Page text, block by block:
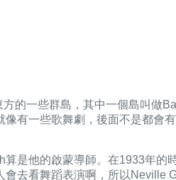
的一些群島，其中一個島叫做
有一些歌舞劇，後面不是都會
是他的啟蒙導師。在1933年的
去看舞蹈表演啊，所以Neville